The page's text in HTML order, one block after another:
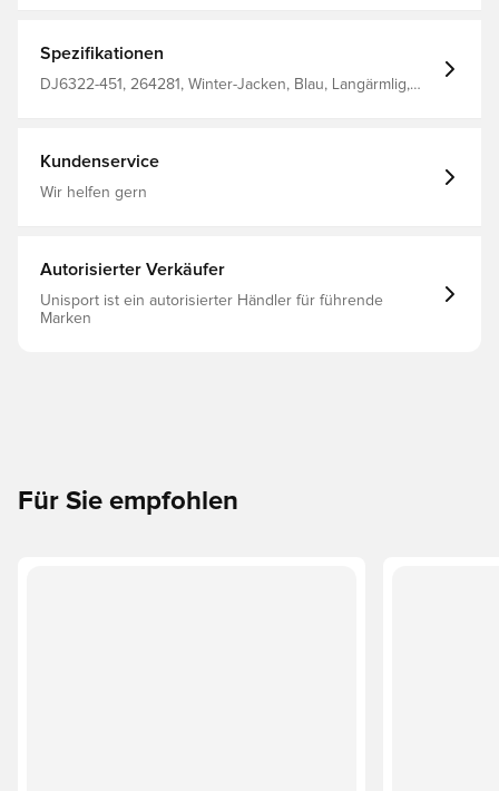
warm bleibst Die leichte synthetische Füllung speichert
Spezifikationen
DJ6322-451, 264281, Winter-Jacken, Blau, Langärmlig,
Kundenservice
Wir helfen gern
Autorisierter Verkäufer
Unisport ist ein autorisierter Händler für führende
Marken
Für Sie empfohlen